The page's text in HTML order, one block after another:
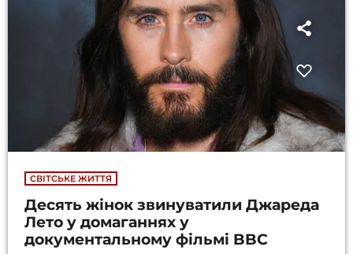
СВІТСЬКЕ ЖИТТЯ
Десять жінок звинуватили Джареда
Лето у домаганнях у
документальному фільмі BBC